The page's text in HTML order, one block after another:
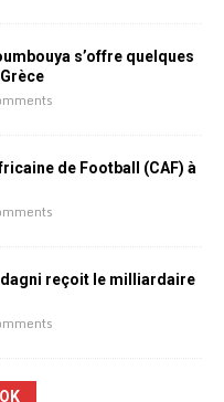
s’offre quelques
de Football (CAF) à
reçoit le milliardaire